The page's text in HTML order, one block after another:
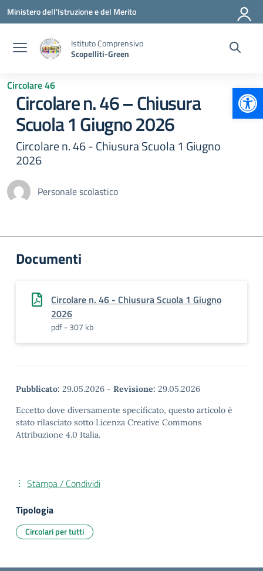
Vai ai contenuti
Vai al menu di navigazione
Vai al footer
Ministero dell'Istruzione e del Merito
Istituto Comprensivo
Scopelliti-Green
Circolare 46
Circolare n. 46 – Chiusura
Scuola 1 Giugno 2026
Circolare n. 46 - Chiusura Scuola 1 Giugno
2026
Personale scolastico
Documenti
Circolare n. 46 - Chiusura Scuola 1 Giugno
2026
pdf - 307 kb
Pubblicato: 29.05.2026 - Revisione: 29.05.2026
Eccetto dove diversamente specificato, questo articolo è
stato rilasciato sotto Licenza Creative Commons
Attribuzione 4.0 Italia.
Stampa / Condividi
Tipologia
Circolari per tutti